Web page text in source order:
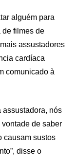
alguém para
de filmes de
assustadores
cardíaca
comunicado à
assustadora, nós
de saber
causam sustos
disse o